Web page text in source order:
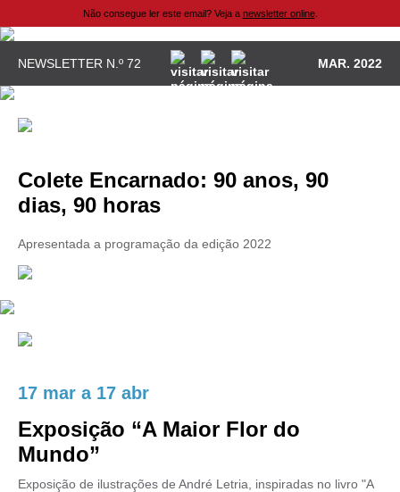
Não consegue ler este email? Veja a newsletter online.
NEWSLETTER N.º 72 MAR. 2022
Colete Encarnado: 90 anos, 90
dias, 90 horas
Apresentada a programação da edição 2022
17 mar a17 abr
Exposição “A Maior Flor do
Mundo”
Exposição de ilustrações de André Letria, inspiradas no livro "A